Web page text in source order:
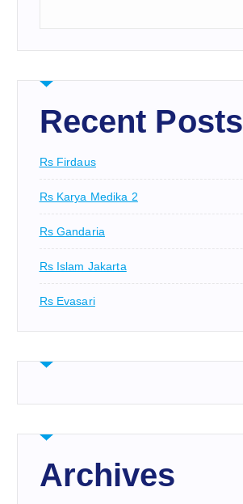
Recent Posts
Rs Firdaus
Rs Karya Medika 2
Rs Gandaria
Rs Islam Jakarta
Rs Evasari
Archives